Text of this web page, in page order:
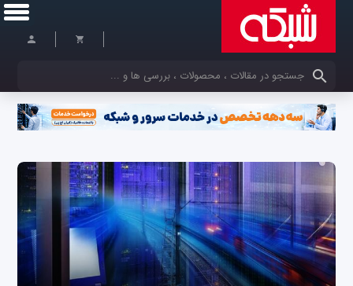
کلمات کلیدی خود را وارد کنید